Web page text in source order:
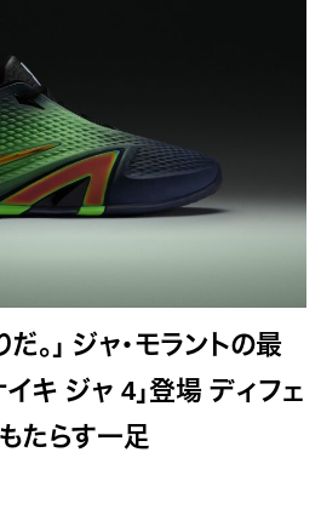
。」 ジャ・モラントの最
キ ジャ 4」登場 ディフェ
たらす一足